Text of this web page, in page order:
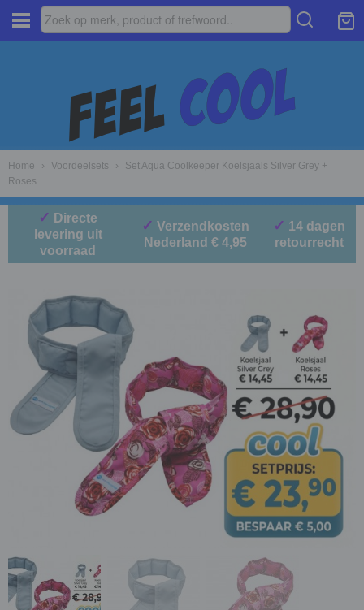
Home › Voordeelsets ›
Set Aqua Coolkeeper Koelsjaals Silver Grey +
Roses
✓ Directe
levering uit
voorraad
✓ Verzendkosten
Nederland € 4,95
✓ 14 dagen
retourrecht